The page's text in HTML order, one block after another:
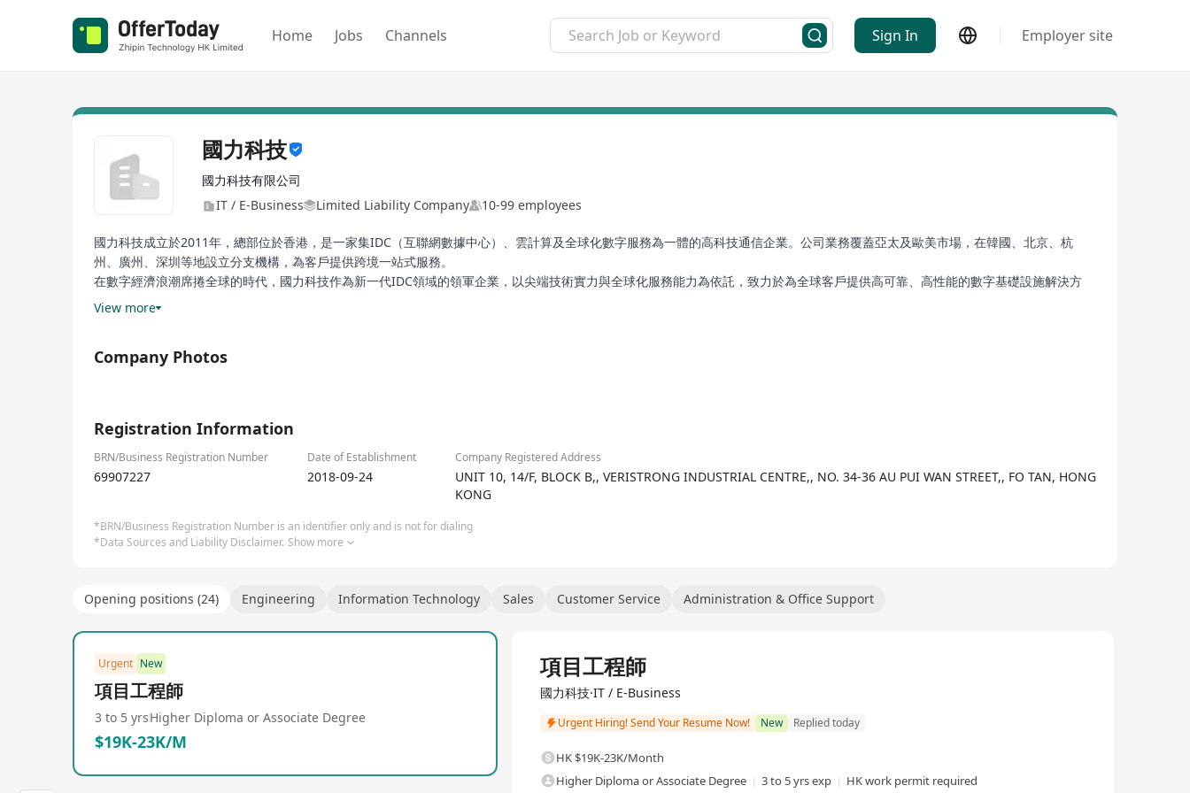
Home Jobs Channels Sign In Employer site
國力科技
國力科技有限公司
IT / E-Business
Limited Liability Company 10-99 employees
國力科技成立於2011年，總部位於香港，是一家集IDC（互聯網數據中心）、雲計算及全球化數字服務為一體的高科技通信企業。公司業務覆蓋亞太及歐美市場，在韓國、北京、杭
州、廣州、深圳等地設立分支機構，為客戶提供跨境一站式服務。
在數字經濟浪潮席捲全球的時代，國力科技作為新一代IDC領域的領軍企業，以尖端技術實力與全球化服務能力為依託，致力於為全球客戶提供高可靠、高性能的數字基礎設施解決方
案。我們以創新為驅動，以安全為基石，助力企業實現數位化轉型，賦能未來商業增長。
信、聯通、阿裏、騰訊、快手等標杆企業嘉獎和認可，共同推進數位化轉型和通信產業升級。
隨著5G技術的逐步普及和應用，IDC作為通信基礎設施的重要組成部分，將迎來更多的機遇和挑戰。我們積極回應國家“技術出海”的政策，持續推進海外數字中心的建設，目前正處於高
速發展的黃金階段，人均效能突破千萬級。
我們誠摯邀請熱愛通信IDC行業的精英加入我們的團隊，在這裏，您將與來自通信標杆企業的資深專家共事，在智算網路、綠色數據中心、AI數字應用等前沿領域探索創新；在這裏，您
的工作將直接賦能阿裏/騰訊/快手等頭部企業的核心業務，積累寶貴的專案經驗和行業閱歷。
View more
Company Photos
Registration Information
BRN/Business Registration Number Date of Establishment Company Registered Address
69907227 2018-09-24
UNIT 10, 14/F, BLOCK B,, VERISTRONG INDUSTRIAL CENTRE,, NO. 34-36 AU PUI WAN STREET,, FO TAN, HONG
KONG
*BRN/Business Registration Number is an identifier only and is not for dialing
*Data Sources and Liability Disclaimer. Show more
Opening positions (24) Engineering Information Technology Sales Customer Service Administration & Office Support
Urgent New
項目工程師
3 to 5 yrsHigher Diploma or Associate Degree
$19K-23K/M
項目工程師
國力科技·IT / E-Business
Urgent Hiring! Send Your Resume Now! New Replied today
HK $19K-23K/Month
Higher Diploma or Associate Degree
3 to 5 yrs exp HK work permit required